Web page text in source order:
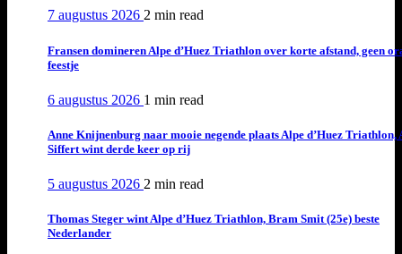
7 augustus 2026 2 min read
Fransen domineren Alpe d’Huez Triathlon over korte afstand, geen
feestje
6 augustus 2026 1 min read
Anne Knijnenburg naar mooie negende plaats Alpe d’Huez Triathlon,
Siffert wint derde keer op rij
5 augustus 2026 2 min read
Thomas Steger wint Alpe d’Huez Triathlon, Bram Smit (25e) beste
Nederlander